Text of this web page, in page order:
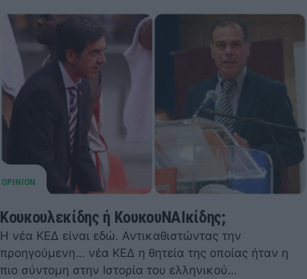
Κουκουλεκίδης ή ΚουκουΝΑΙκίδης;
Η νέα ΚΕΔ είναι εδώ. Αντικαθιστώντας την
προηγούμενη… νέα ΚΕΔ η θητεία της οποίας ήταν η
πιο σύντομη στην Ιστορία του ελληνικού…